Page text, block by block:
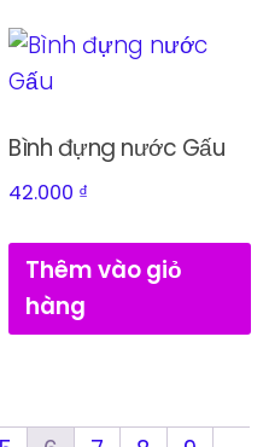
Bình đựng nước Gấu
42.000 ₫
Thêm vào giỏ
hàng